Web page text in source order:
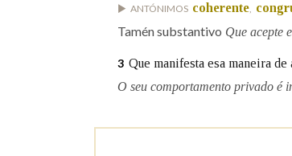
ANTÓNIMOS coherente,
Tamén substantivo Que acepte
3 Que manifesta esa maneira de
O seu comportamento privado é